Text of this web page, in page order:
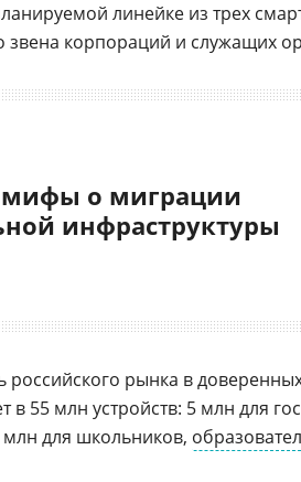
линейке из трех
звена корпораций и служащих
мифы о миграции
инфраструктуры
рынка в
в 55 млн устройств: 5 млн для
млн для школьников,